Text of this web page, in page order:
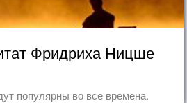
Фридриха Ницше
популярны во все времена.